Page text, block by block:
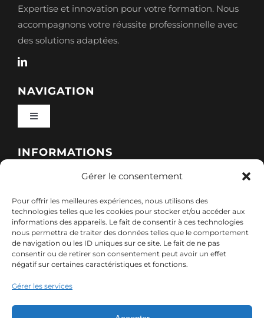
Gérer le consentement
Pour offrir les meilleures expériences, nous utilisons des
technologies telles que les cookies pour stocker et/ou accéder aux
informations des appareils. Le fait de consentir à ces technologies
nous permettra de traiter des données telles que le comportement
de navigation ou les ID uniques sur ce site. Le fait de ne pas
consentir ou de retirer son consentement peut avoir un effet
négatif sur certaines caractéristiques et fonctions.
Gérer les services
Expertise et innovation pour votre formation. Nous
accompagnons votre réussite professionnelle avec
des solutions adaptées.
NAVIGATION
Toggle
Qui sommes-nous ?
Nos sessions
Ressources
Contact
INFORMATIONS
Politique de cookies (UE)
Mentions légales
Politique de confidentialité des données (RGPD)
CONTACT
7, rue de Marigné-Peuton – 53200 Château-
Gontier
contact@adx-formation.com